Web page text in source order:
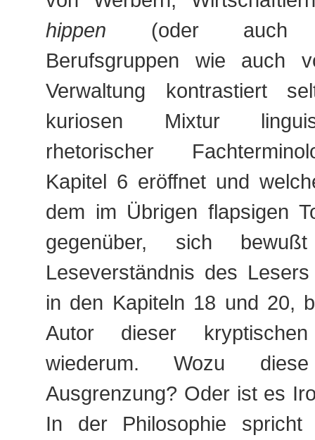
hippen (oder auch
Berufsgruppen wie auch
Verwaltung kontrastiert
kuriosen Mixtur
rhetorischer
Kapitel 6 eröffnet und
dem im Übrigen flapsigen
gegenüber, sich
Leseverständnis des
in den Kapiteln 18 und 20,
Autor dieser kryptischen
wiederum. Wozu diese
Ausgrenzung? Oder ist es
In der Philosophie